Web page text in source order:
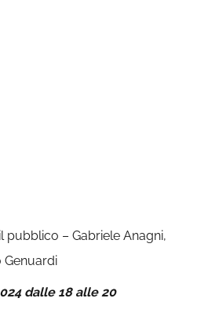
pubblico – Gabriele Anagni,
Genuardi
dalle 18 alle 20